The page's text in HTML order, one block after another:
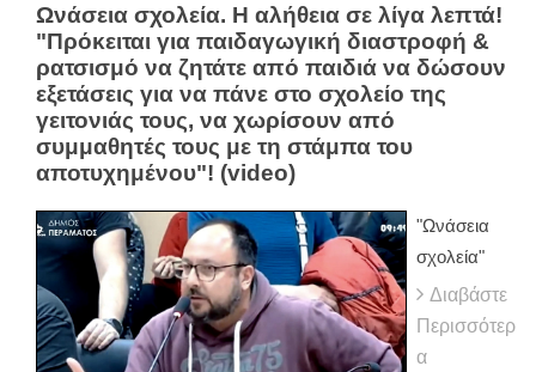
Ωνάσεια σχολεία. Η αλήθεια σε λίγα λεπτά!
"Πρόκειται για παιδαγωγική διαστροφή &
ρατσισμό να ζητάτε από παιδιά να δώσουν
εξετάσεις για να πάνε στο σχολείο της
γειτονιάς τους, να χωρίσουν από
συμμαθητές τους με τη στάμπα του
αποτυχημένου"! (video)
"Ωνάσεια
σχολεία"
Διαβάστε
Περισσότερ
α